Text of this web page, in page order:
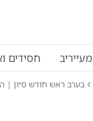
מעייריב חסידים
בערב ראש חודש סיון |